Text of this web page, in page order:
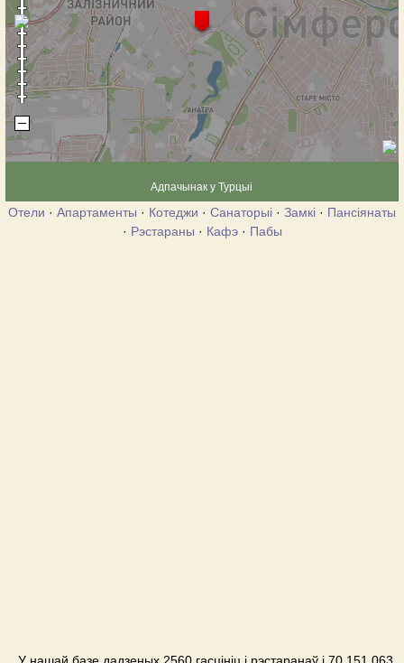
Адпачынак у Турцыі
Отели · Апартаменты · Котеджи · Санаторыі · Замкі · Пансіянаты
· Рэстараны · Кафэ· Пабы